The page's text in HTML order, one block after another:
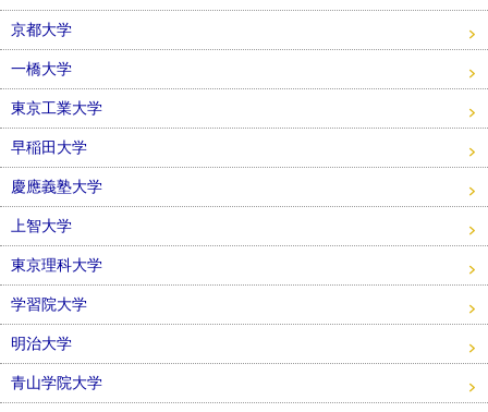
京都大学
一橋大学
東京工業大学
早稲田大学
慶應義塾大学
上智大学
東京理科大学
学習院大学
明治大学
青山学院大学